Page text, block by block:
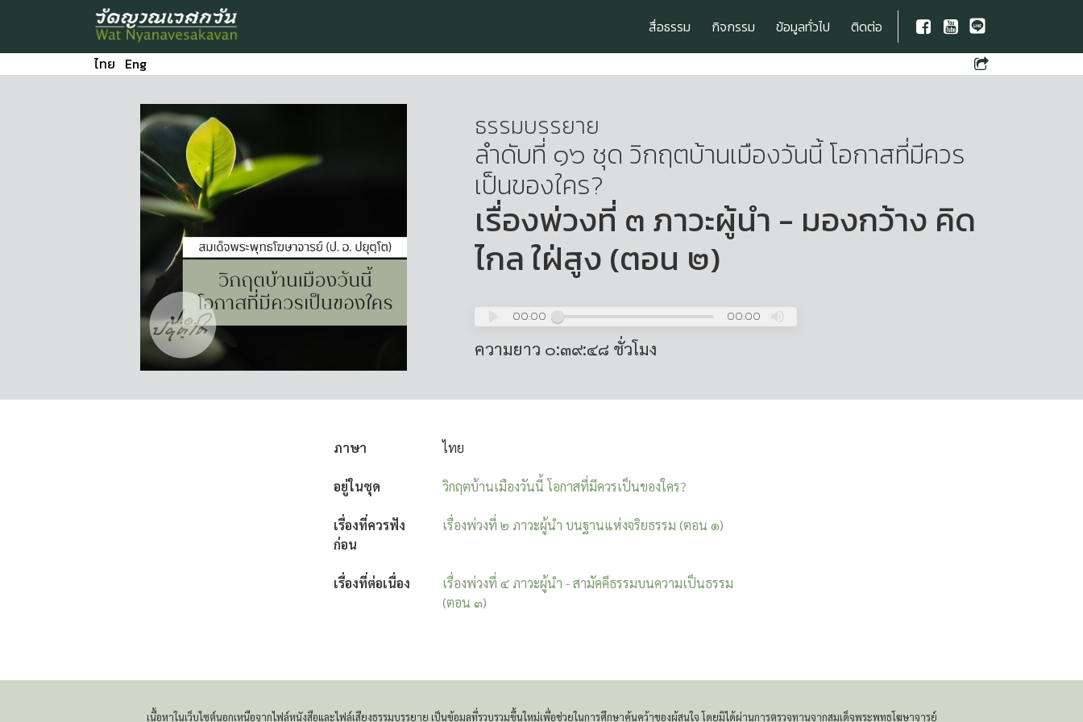
สื่อธรรม กิจกรรม ข้อมูลทั่วไป
ติดต่อ
ไทย Eng
ธรรมบรรยาย
ลำดับที่ ๑๖ ชุด วิกฤตบ้านเมืองวันนี้ โอกาสที่มีควร
เป็นของใคร?
เรื่องพ่วงที่ ๓ ภาวะผู้นำ - มองกว้าง คิด
ไกล ใฝ่สูง (ตอน ๒)
00:00 00:00
ความยาว ๐:๓๙:๔๘ ชั่วโมง
ภาษา ไทย
อยู่ในชุด วิกฤตบ้านเมืองวันนี้ โอกาสที่มีควรเป็นของใคร?
เรื่องที่ควรฟัง
ก่อน
เรื่องพ่วงที่ ๒ ภาวะผู้นำ บนฐานแห่งจริยธรรม (ตอน ๑)
เรื่องที่ต่อเนื่อง
เรื่องพ่วงที่ ๔ ภาวะผู้นำ - สามัคคีธรรมบนความเป็นธรรม
(ตอน ๓)
เนื้อหาในเว็บไซต์นอกเหนือจากไฟล์หนังสือและไฟล์เสียงธรรมบรรยาย เป็นข้อมูลที่รวบรวมขึ้นใหม่เพื่อช่วยในการศึกษาค้นคว้าของผู้สนใจ โดยมิได้ผ่านการตรวจทานจากสมเด็จพระพุทธโฆษาจารย์